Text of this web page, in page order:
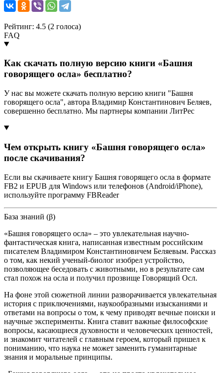
Рейтинг: 4.5 (2 голоса)
FAQ
Как скачать полную версию книги «Башня
говорящего осла» бесплатно?
У нас вы можете скачать полную версию книги "Башня
говорящего осла", автора Владимир Константинович Беляев,
совершенно бесплатно. Мы партнеры компании ЛитРес
Чем открыть книгу «Башня говорящего осла»
после скачивания?
Если вы скачиваете книгу Башня говорящего осла в формате
FB2 и EPUB для Windows или телефонов (Android/iPhone),
используйте программу FBReader
База знаний (β)
«Башня говорящего осла» – это увлекательная научно-
фантастическая книга, написанная известным российским
писателем Владимиром Константиновичем Беляевым. Рассказ
о том, как некий ученый-биолог изобрел устройство,
позволяющее беседовать с животными, но в результате сам
стал похож на осла и получил прозвище Говорящий Осл.
На фоне этой сюжетной линии разворачивается увлекательная
история с приключениями, наукообразными изысканиями и
ответами на вопросы о том, к чему приводят вечные поиски и
научные эксперименты. Книга ставит важные философские
вопросы, касающиеся духовности и человеческих ценностей,
и знакомит читателей с главным героем, который пришел к
пониманию, что наука не может заменить гуманитарные
знания и моральные принципы.